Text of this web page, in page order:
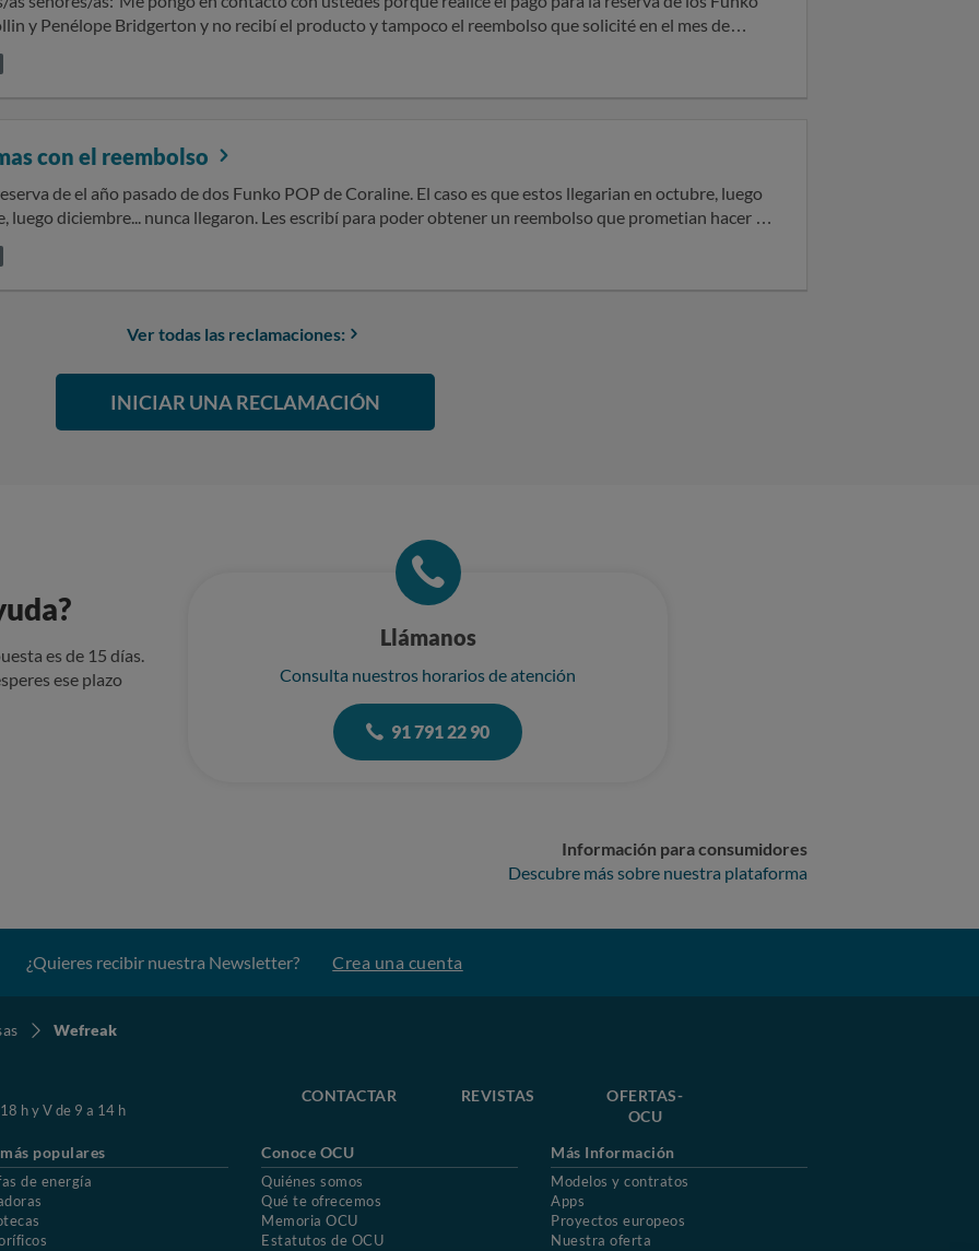
y Penélope Bridgerton y no recibí el producto y tampoco el reembolso que solicité en el mes de
meses. Sin otro particular,
como puede ser
con el reembolso
de el año pasado de dos Funko POP de Coraline. El caso es que estos llegarian en octubre, luego
nunca llegaron. Les escribí para poder obtener un reembolso que prometian hacer si
tu pedido, o reserva en este caso. No me han contestado en ninguno de los correos que proporcionan
la reclamacion de lo que me costaros estos Funko POP. No se nada del pedido, no responden, no llega el
Ver todas las reclamaciones:
INICIAR UNA RECLAMACIÓN
es de 15 días.
ese plazo
Llámanos
Consulta nuestros horarios de atención
91 791 22 90
Información para consumidores
Descubre más sobre nuestra plataforma
¿Quieres recibir nuestra Newsletter? Crea una cuenta
Wefreak
h y V de 9 a 14 h
CONTACTAR REVISTAS
OFERTAS-
OCU
populares
de energía
Conoce OCU
Quiénes somos
Qué te ofrecemos
Memoria OCU
Estatutos de OCU
Más Información
Modelos y contratos
Apps
Proyectos europeos
Nuestra oferta